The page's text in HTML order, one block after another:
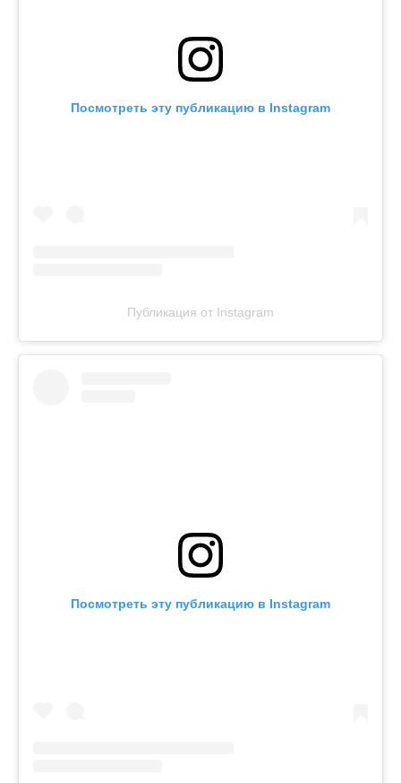
Посмотреть эту публикацию в Instagram
Публикация от Instagram
Посмотреть эту публикацию в Instagram